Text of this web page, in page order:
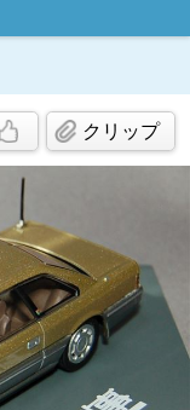
クリップ